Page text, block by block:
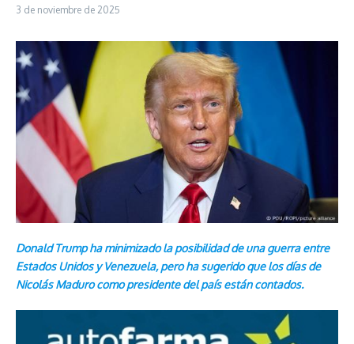
3 de noviembre de 2025
Donald Trump ha minimizado la posibilidad de una guerra entre
Estados Unidos y Venezuela, pero ha sugerido que los días de
Nicolás Maduro como presidente del país están contados.